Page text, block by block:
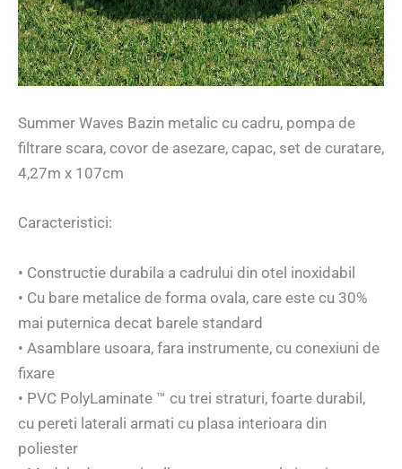
Summer Waves Bazin metalic cu cadru, pompa de
filtrare scara, covor de asezare, capac, set de curatare,
4,27m x 107cm
Caracteristici:
• Constructie durabila a cadrului din otel inoxidabil
• Cu bare metalice de forma ovala, care este cu 30%
mai puternica decat barele standard
• Asamblare usoara, fara instrumente, cu conexiuni de
fixare
• PVC PolyLaminate ™ cu trei straturi, foarte durabil,
cu pereti laterali armati cu plasa interioara din
poliester